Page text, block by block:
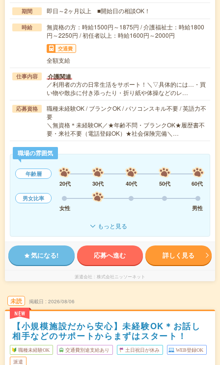
期間 即日～2ヶ月以上 ■開始日の相談OK！
時給
無資格の方：時給1500円～1875円 / 介護福祉士：時給1800
円～2250円 / 初任者以上：時給1600円～2000円
交通費
全額支給
仕事内容 介護関連
／利用者の方の日常生活をサポート！＼▽具体的には…・買
い物や散歩に付き添ったり・折り紙や体操などのレ…
応募資格
職種未経験OK / ブランクOK / パソコンスキル不要 / 英語力不
要
＼無資格＊未経験OK／★年齢不問・ブランクOK★履歴書不
要・来社不要（電話登録OK）★社会保険完備＼…
職場の雰囲気
年齢層
20代
30代 40代 50代
60代
男女比率
女性
男性
もっと見る
気になる! 応募へ進む 詳しく見る
派遣会社 株式会社ニッソーネット
未読
NEW
掲載日 2026/08/06
【小規模施設だから安心】未経験OK＊お話し
相手などのサポートからまずはスタート！
職種未経験OK 交通費別途支給あり 土日祝日が休み WEB登録OK
派遣